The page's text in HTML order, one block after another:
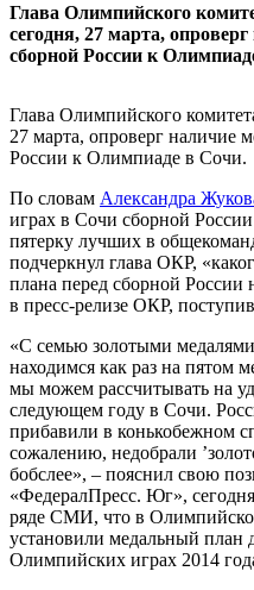
Глава Олимпийского
сегодня, 27 марта,
сборной России к
Глава Олимпийского
27 марта, опроверг наличие
России к Олимпиаде в Сочи.
По словам Александра
играх в Сочи сборной
пятерку лучших в
подчеркнул глава ОКР,
плана перед сборной России
в пресс-релизе ОКР,
«С семью золотыми
находимся как раз на пятом
мы можем рассчитывать на
следующем году в Сочи.
прибавили в конькобежном
сожалению, недобрали
бобслее», – пояснил свою
«ФедералПресс. Юг»,
ряде СМИ, что в
установили медальный план
Олимпийских играх 2014